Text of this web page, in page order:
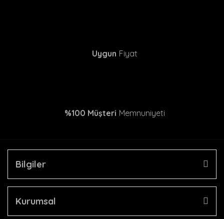
Uygun Fiyat
%100 Müşteri Memnuniyeti
Bilgiler
Kurumsal